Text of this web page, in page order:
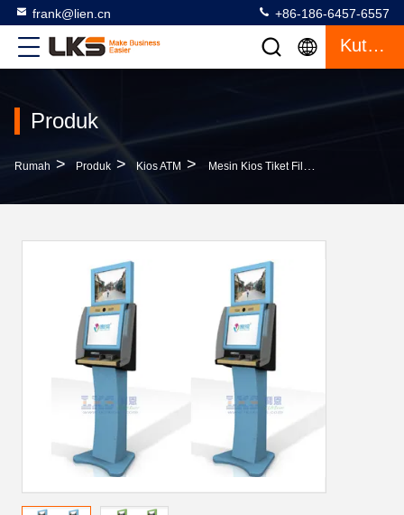
frank@lien.cn +86-186-6457-6557
Kutipan
Produk
Rumah > Produk > Kios ATM > Mesin Kios Tiket Film Vertikal 19 Inch Kios Multimedia Layar